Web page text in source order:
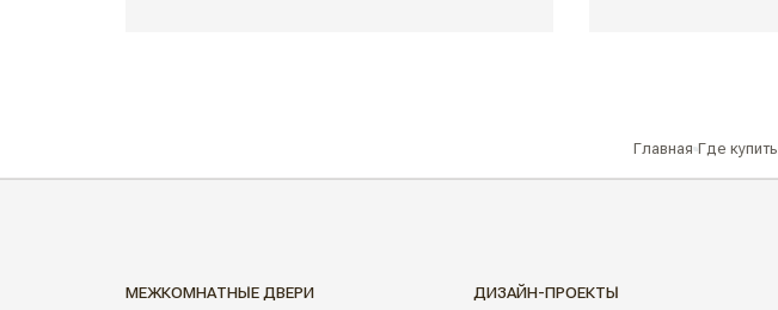
Главная Где купить
МЕЖКОМНАТНЫЕ ДВЕРИ ДИЗАЙН-ПРОЕКТЫ